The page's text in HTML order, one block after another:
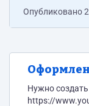
Опубликовано
Нужно
https://